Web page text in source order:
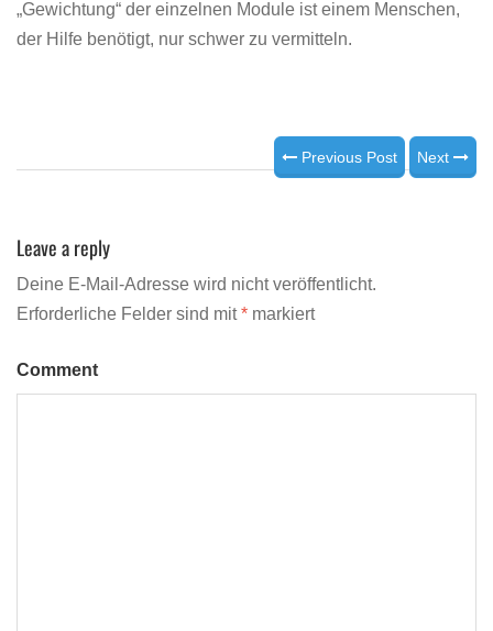
„Gewichtung“ der einzelnen Module ist einem Menschen,
der Hilfe benötigt, nur schwer zu vermitteln.
Previous Post Next
Leave a reply
Deine E-Mail-Adresse wird nicht veröffentlicht.
Erforderliche Felder sind mit* markiert
Comment